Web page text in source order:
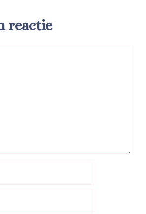
reactie